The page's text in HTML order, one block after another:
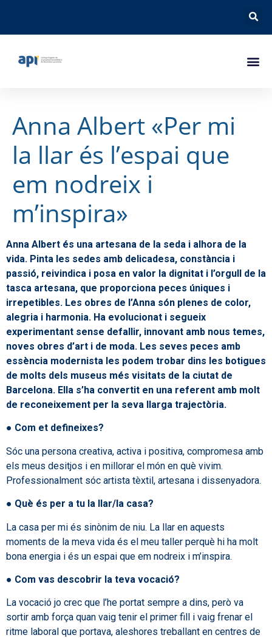
Anna Albert «Per mi
la llar és l’espai que
em nodreix i
m’inspira»
Anna Albert és una artesana de la seda i alhora de la
vida. Pinta les sedes amb delicadesa, constància i
passió, reivindica i posa en valor la dignitat i l’orgull de la
tasca artesana, que proporciona peces úniques i
irrepetibles. Les obres de l’Anna són plenes de color,
alegria i harmonia. Ha evolucionat i segueix
experimentant sense defallir, innovant amb nous temes,
noves obres d’art i de moda. Les seves peces amb
essència modernista les podem trobar dins les botigues
de molts dels museus més visitats de la ciutat de
Barcelona. Ella s’ha convertit en una referent amb molt
de reconeixement per la seva llarga trajectòria.
● Com et defineixes?
Sóc una persona creativa, activa i positiva, compromesa amb
els meus desitjos i en millorar el món en què vivim.
Professionalment sóc artista tèxtil, artesana i dissenyadora.
● Què és per a tu la llar/la casa?
La casa per mi és sinònim de niu. La llar en aquests
moments de la meva vida és el meu taller perquè hi ha molt
bona energia i és un espai que em nodreix i m’inspira.
● Com vas descobrir la teva vocació?
La vocació jo crec que l’he portat sempre a dins, però va
sortir amb força quan vaig tenir el primer fill i vaig frenar el
ritme laboral que portava, aleshores treballant en centres de